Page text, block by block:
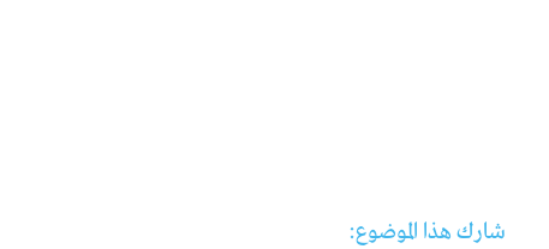
شارك هذا الموضوع: